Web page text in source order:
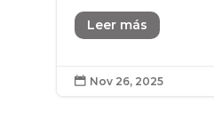
Leer más
 Nov 26, 2025